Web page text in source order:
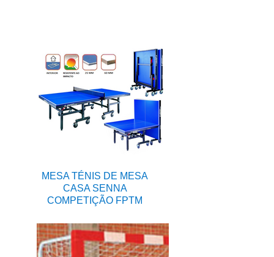
MESA TÉNIS DE MESA
CASA SENNA
COMPETIÇÃO FPTM